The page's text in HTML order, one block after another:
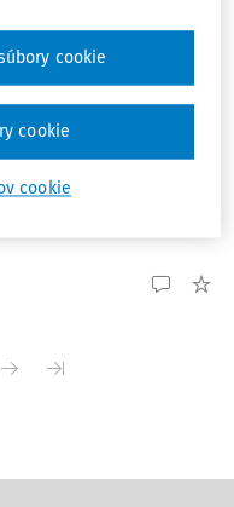
venovali jednotlivým
akcentom na
z nenávratných
únie. V nasledujúcom
cookie
cookie
cookie